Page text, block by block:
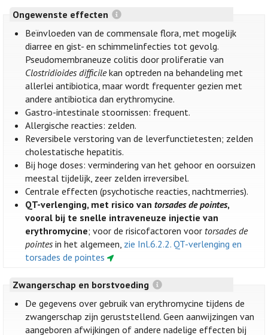
Ongewenste effecten
Beïnvloeden van de commensale flora, met mogelijk
diarree en gist- en schimmelinfecties tot gevolg.
Pseudomembraneuze colitis door proliferatie van
Clostridioides difficilekan optreden na behandeling met
allerlei antibiotica, maar wordt frequenter gezien met
andere antibiotica dan erythromycine.
Gastro-intestinale stoornissen: frequent.
Allergische reacties: zelden.
Reversibele verstoring van de leverfunctietesten; zelden
cholestatische hepatitis.
Bij hoge doses: vermindering van het gehoor en oorsuizen
meestal tijdelijk, zeer zelden irreversibel.
Centrale effecten (psychotische reacties, nachtmerries).
QT-verlenging, met risico vantorsades de pointes,
vooral bij te snelle intraveneuze injectie van
erythromycine; voor de risicofactoren voor torsades de
pointes in het algemeen, zie Inl.6.2.2. QT-verlenging en
torsades de pointes
Zwangerschap en borstvoeding
De gegevens over gebruik van erythromycine tijdens de
zwangerschap zijn geruststellend. Geen aanwijzingen van
aangeboren afwijkingen of andere nadelige effecten bij